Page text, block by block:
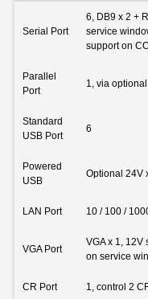
Serial Port
6, DB9 x 2 +
service
support on
Parallel
Port
1, via
Standard
USB Port
6
Powered
USB
Optional 24V
LAN Port 10 / 100 /
VGA Port
VGA x 1, 12V
on service
CR Port 1, control 2